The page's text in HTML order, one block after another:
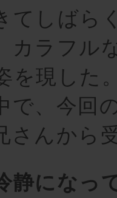
てしばら
カラフル
を現した
で、今回
さんから
静になっ